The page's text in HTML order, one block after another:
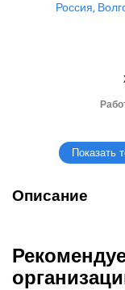
Россия,
Показать
Описание